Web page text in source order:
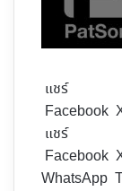
แชร์
Facebook
แชร์
Facebook
WhatsApp